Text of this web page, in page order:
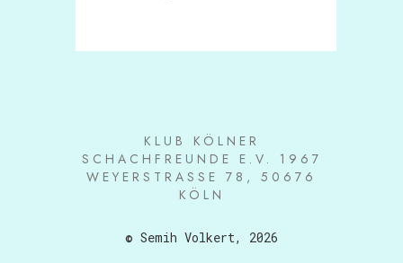
KLUB KÖLNER
SCHACHFREUNDE E.V. 1967
WEYERSTRASSE 78, 50676 K
ÖLN
© Semih Volkert, 2026